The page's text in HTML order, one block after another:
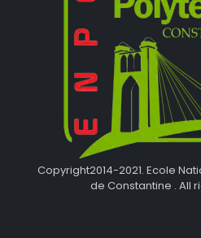
Copyright2014-2021. Ecole
de Constantine . All